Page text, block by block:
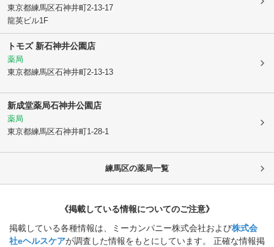
東京都練馬区石神井町2-13-17
龍英ビル1F
トモズ 新石神井公園店
薬局
東京都練馬区石神井町2-13-13
新成堂薬局石神井公園店
薬局
東京都練馬区石神井町1-28-1
練馬区の薬局一覧
《掲載している情報についてのご注意》
掲載している各種情報は、ミーカンパニー株式会社および株式会
社eヘルスケアが調査した情報をもとにしています。 正確な情報掲